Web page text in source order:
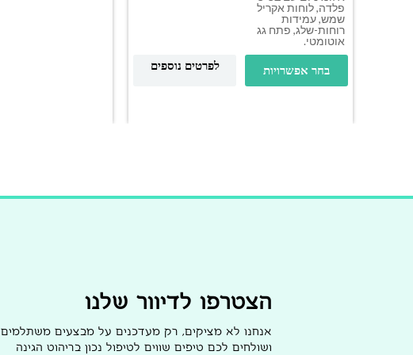
פלדה, לוחות אקריל
שמש, עמידות
רוחות-שלג, פתח גג
אוטומטי.
בחר אפשרויות לפרטים נוספים
הצטרפו לדיוור שלנו
אנחנו לא מציקים, רק מעדכנים על מבצעים משתלמים
ושולחים לכם טיפים שווים לטיפול נכון בריהוט הגינה